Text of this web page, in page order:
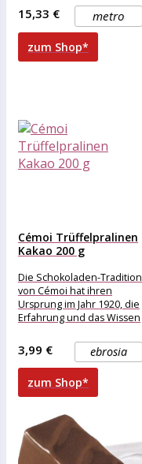
metro
15,33 €
zum Shop*
Cémoi Trüffelpralinen
Kakao 200 g
Die Schokoladen-Tradition
von Cémoi hat ihren
Ursprung im Jahr 1920, die
Erfahrung und das Wissen
Familienunternehmens
selbst reicht sogarebrosia
3,99 €
zum Shop*